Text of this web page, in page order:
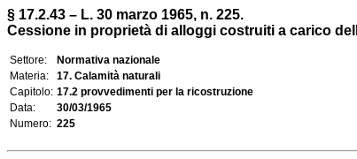
§ 17.2.43 – L. 30 marzo 1965, n. 225.
Cessione in proprietà di alloggi costruiti a carico
Settore:
Normativa nazionale
Materia:
17. Calamità naturali
Capitolo: 17.2 provvedimenti per la ricostruzione
Data:
30/03/1965
Numero: 225